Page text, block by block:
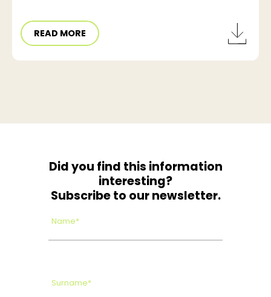
READ MORE
Did you find this information
interesting?
Subscribe to our newsletter.
Name*
Surname*